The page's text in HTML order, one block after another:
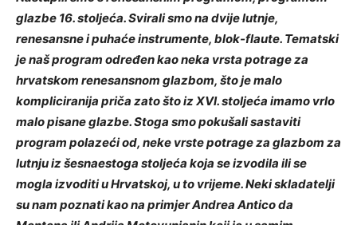
glazbe 16. stoljeća. Svirali smo na dvije lutnje,
renesansne i puhaće instrumente, blok-flaute. Tematski
je naš program određen kao neka vrsta potrage za
hrvatskom renesansnom glazbom, što je malo
kompliciranija priča zato što iz XVI. stoljeća imamo vrlo
malo pisane glazbe. Stoga smo pokušali sastaviti
program polazeći od, neke vrste potrage za glazbom za
lutnju iz šesnaestoga stoljeća koja se izvodila ili se
mogla izvoditi u Hrvatskoj, u to vrijeme. Neki skladatelji
su nam poznati kao na primjer Andrea Antico da